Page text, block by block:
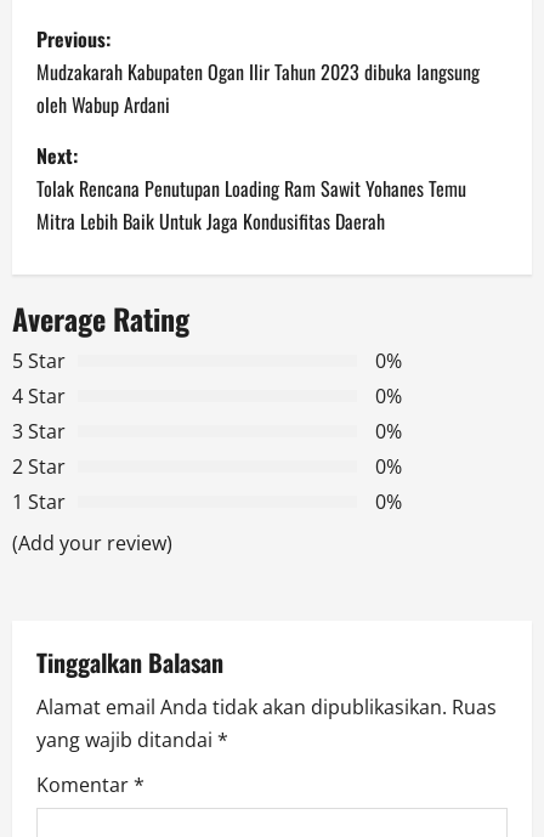
P
o
s
t
n
a
v
i
g
a
t
o
n
Previous:
Mudzakarah Kabupaten Ogan Ilir Tahun 2023 dibuka langsung
oleh Wabup Ardani
Next:
Tolak Rencana Penutupan Loading Ram Sawit Yohanes Temu
Mitra Lebih Baik Untuk Jaga Kondusifitas Daerah
Average Rating
5 Star
0%
4 Star
0%
3 Star
0%
2 Star
0%
1 Star
0%
(Add your review)
Tinggalkan Balasan
Alamat email Anda tidak akan dipublikasikan. Ruas
yang wajib ditandai *
Komentar*